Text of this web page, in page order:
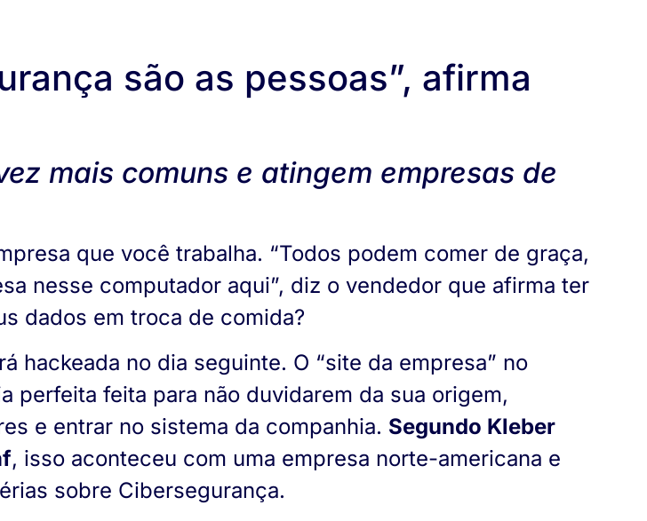
são as pessoas”, afirma
mais comuns e atingem empresas de
que você trabalha. “Todos podem comer de graça,
nesse computador aqui”, diz o vendedor que afirma ter
dados em troca de comida?
hackeada no dia seguinte. O “site da empresa” no
perfeita feita para não duvidarem da sua origem,
e entrar no sistema da companhia. Segundo Kleber
, isso aconteceu com uma empresa norte-americana e
sobre Cibersegurança.